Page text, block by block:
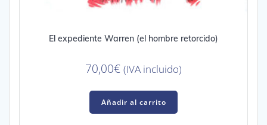
El expediente Warren (el hombre retorcido)
70,00€ (IVA incluido)
Añadir al carrito